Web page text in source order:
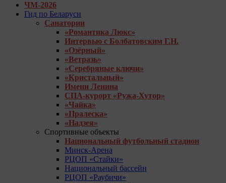
ЧМ-2026
Гид по Беларуси
Санатории
«Романтика Люкс»
Интервью с Болбатовским Г.Н.
«Озёрный»
«Ветразь»
«Серебряные ключи»
«Кристальный»
Имени Ленина
СПА-курорт «Ружа-Хутор»
«Чайка»
«Пралеска»
«Надзея»
Спортивные объекты
Национальный футбольный стадион
Минск-Арена
РЦОП «Стайки»
Национальный бассейн
РЦОП «Раубичи»